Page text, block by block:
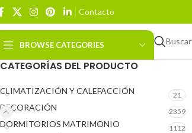
Contacto
BROWSE CATEGORIES Buscar
CATEGORÍAS DEL PRODUCTO
CLIMATIZACIÓN Y CALEFACCIÓN 21
DECORACIÓN 2359
DORMITORIOS MATRIMONIO 1112